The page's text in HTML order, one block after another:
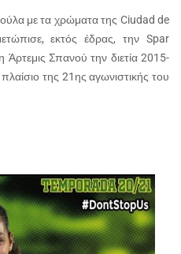
με τα χρώματα της Ciudad de
εκτός έδρας, την Spar
Σπανού την διετία 2015-
της 21ης αγωνιστικής του